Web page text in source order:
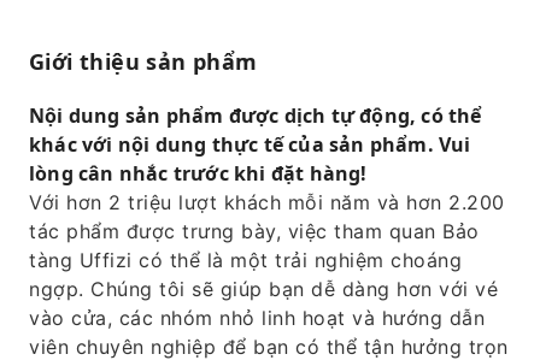
tù nhân và tượng Thánh Matteo.
Chiêm ngưỡng những bức tranh Giotto nền
vàng và Bảo tàng Nhạc cụ.
Hướng dẫn viên địa phương chuyên nghiệp
với kiến ​​thức vô song về bảo tàng Uffizi và
những báu vật của nó.
Hãy tận hưởng chuyến tham quan của bạn
trong một nhóm nhỏ tối đa 15 người.
Giới thiệu sản phẩm
Nội dung sản phẩm được dịch tự động, có thể
khác với nội dung thực tế của sản phẩm. Vui
lòng cân nhắc trước khi đặt hàng!
Với hơn 2 triệu lượt khách mỗi năm và hơn 2.200
tác phẩm được trưng bày, việc tham quan Bảo
tàng Uffizi có thể là một trải nghiệm choáng
ngợp. Chúng tôi sẽ giúp bạn dễ dàng hơn với vé
vào cửa, các nhóm nhỏ linh hoạt và hướng dẫn
viên chuyên nghiệp để bạn có thể tận hưởng trọn